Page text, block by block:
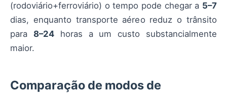
(rodoviário+ferroviário) o tempo pode chegar a 5–7
dias, enquanto transporte aéreo reduz o trânsito
para 8–24horas a um custo substancialmente
maior.
Comparação de modos de